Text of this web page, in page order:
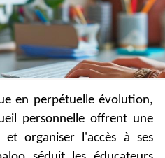
en perpétuelle évolution,
personnelle offrent une
organiser l'accès à ses
permettent de créer un
reflétant les intérêts et
utilisateur. Avec ces